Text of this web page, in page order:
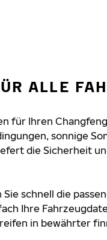
ALLE
für Ihren
sonnige
die Sicherheit
schnell die
Ihre
in bewährter